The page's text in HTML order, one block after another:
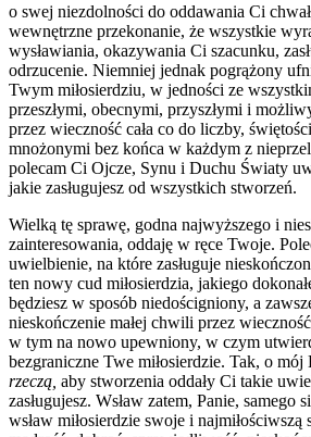
o swej niezdolności do oddawania Ci
wewnętrzne przekonanie, że wszystkie
wysławiania, okazywania Ci szacunku,
odrzucenie. Niemniej jednak pogrążony
Twym miłosierdziu, w jedności ze
przeszłymi, obecnymi, przyszłymi i
przez wieczność cała co do liczby,
mnożonymi bez końca w każdym z
polecam Ci Ojcze, Synu i Duchu Światy
jakie zasługujesz od wszystkich stworzeń.
Wielką tę sprawę, godna najwyższego i
zainteresowania, oddaję w ręce Twoje.
uwielbienie, na które zasługuje
ten nowy cud miłosierdzia, jakiego
będziesz w sposób niedościgniony, a
nieskończenie małej chwili przez
w tym na nowo upewniony, w czym
bezgraniczne Twe miłosierdzie. Tak, o
rzeczą, aby stworzenia oddały Ci takie
zasługujesz. Wsław zatem, Panie, samego
wsław miłosierdzie swoje i najmiłościwszą